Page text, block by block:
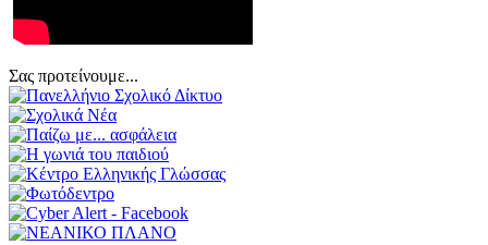
Σας προτείνουμε...